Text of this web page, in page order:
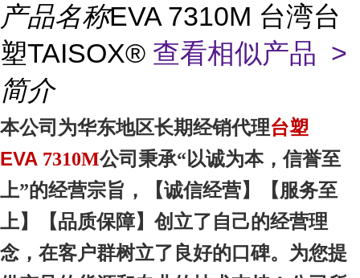
产品名称EVA 7310M 台湾台
塑TAISOX® 查看相似产品 >
简介
本公司为华东地区长期经销代理台塑
EVA 7310M公司秉承“以诚为本，信誉至
上”的经营宗旨，【诚信经营】【服务至
上】【品质保障】创立了自己的经营理
念，在客户群树立了良好的口碑。为您提